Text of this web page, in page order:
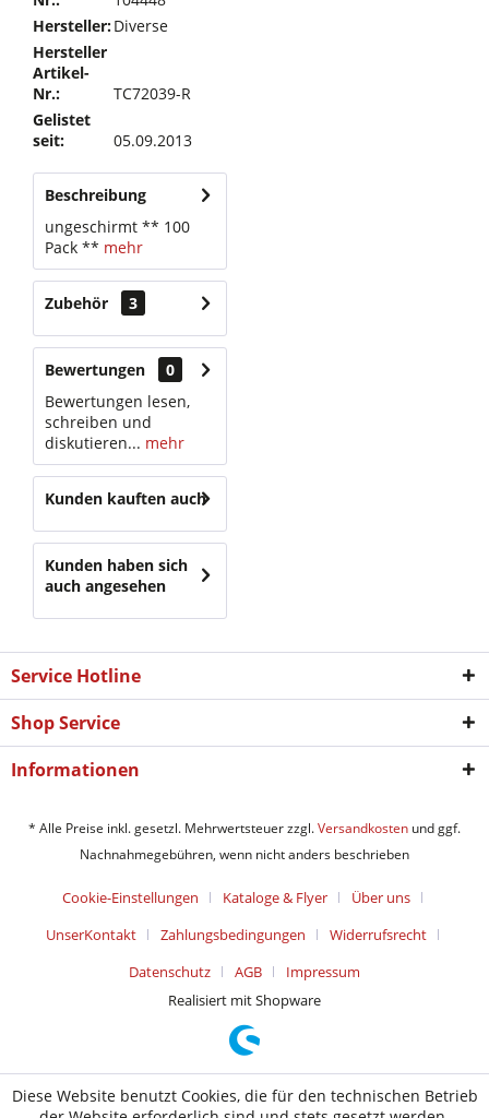
Hersteller:Diverse
Hersteller
Artikel-
Nr.:
TC72039-R
Gelistet
seit:
05.09.2013
Beschreibung
ungeschirmt ** 100
Pack ** mehr
Zubehör 3
Bewertungen
0
Bewertungen lesen,
schreiben und
diskutieren... mehr
Kunden kauften auch
Kunden haben sich
auch angesehen
Service Hotline
Shop Service
Informationen
* Alle Preise inkl. gesetzl. Mehrwertsteuer zzgl.Versandkosten und ggf.
Nachnahmegebühren, wenn nicht anders beschrieben
Cookie-Einstellungen Kataloge & Flyer
Über uns
UnserKontakt
Zahlungsbedingungen
Widerrufsrecht
Datenschutz
AGB
Impressum
Realisiert mit Shopware
Diese Website benutzt Cookies, die für den technischen Betrieb